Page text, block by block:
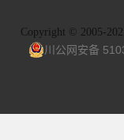
Copyright © 2005-
川公网安备